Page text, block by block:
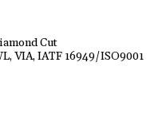
Cut
VIA, IATF 16949/ISO9001